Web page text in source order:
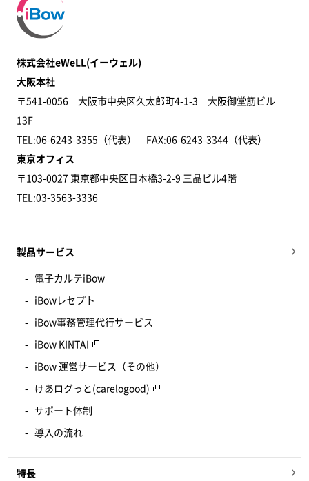
株式会社eWeLL(イーウェル)
大阪本社
〒541-0056 大阪市中央区久太郎町4-1-3 大阪御堂筋ビル
13F
TEL:06-6243-3355（代表） FAX:06-6243-3344​（代表）
東京オフィス
〒103-0027 東京都中央区日本橋3-2-9 三晶ビル4階
TEL:03-3563-3336
製品サービス
電子カルテiBow
iBowレセプト
iBow事務管理代行サービス
iBow KINTAI
iBow 運営サービス（その他）
けあログっと(carelogood)
サポート体制
導入の流れ
特長